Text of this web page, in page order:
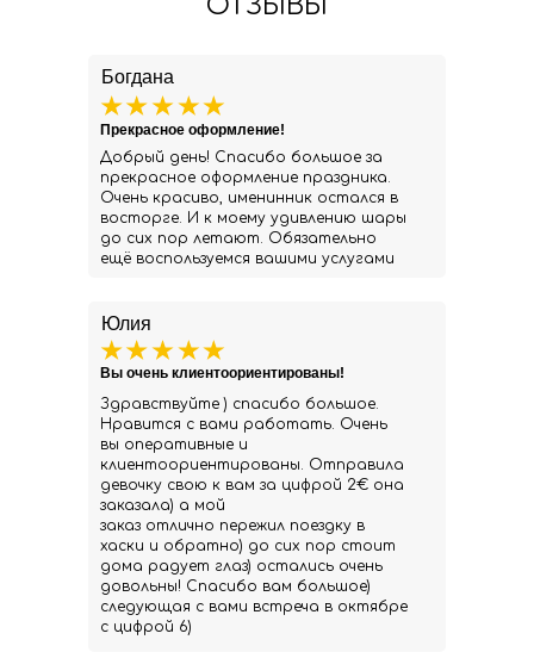
ОТЗЫВЫ
Юлия
Здравствуйте ) спасибо большое.
Нравится с вами работать. Очень
вы оперативные и
клиентоориентированы. Отправила
девочку свою к вам за цифрой 2€ она
заказала) а мой
заказ отлично пережил поездку в
хаски и обратно) до сих пор стоит
дома радует глаз) остались очень
довольны! Спасибо вам большое)
следующая с вами встреча в октябре
с цифрой 6)
Вы очень клиентоориентированы!
Богдана
Добрый день! Спасибо большое за
прекрасное оформление праздника.
Очень красиво, именинник остался в
восторге. И к моему удивлению шары
до сих пор летают. Обязательно
ещё воспользуемся вашими услугами
Прекрасное оформление!